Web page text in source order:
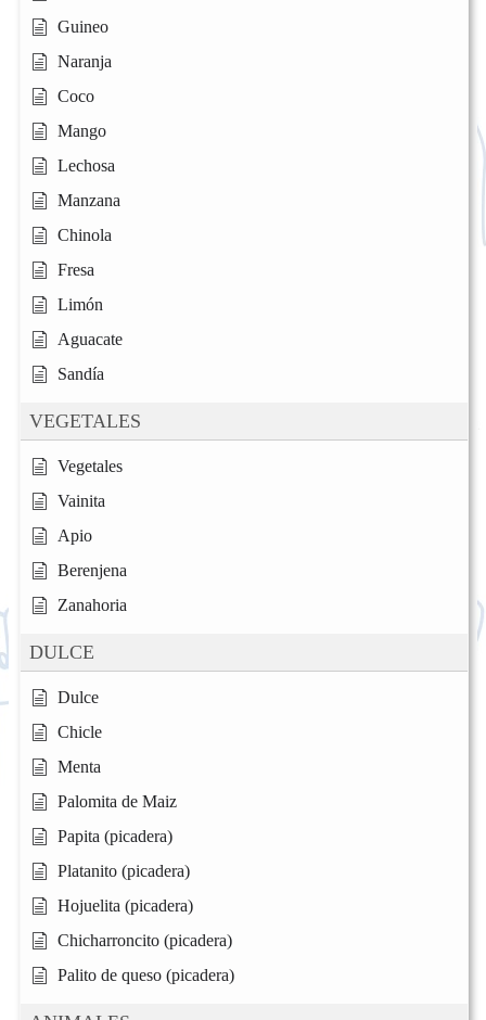
Guineo
Naranja
Coco
Mango
Lechosa
Manzana
Chinola
Fresa
Limón
Aguacate
Sandía
VEGETALES
Vegetales
Vainita
Apio
Berenjena
Zanahoria
DULCE
Dulce
Chicle
Menta
Palomita de Maiz
Papita (picadera)
Platanito (picadera)
Hojuelita (picadera)
Chicharroncito (picadera)
Palito de queso (picadera)